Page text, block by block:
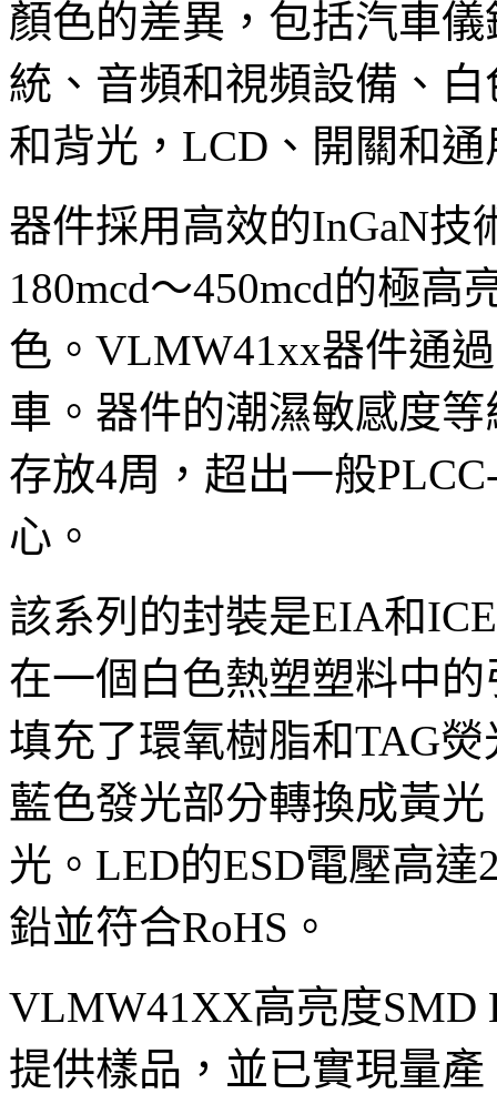
顏色的差異，包括汽車
統、音頻和視頻設備、
和背光，LCD、開關和
器件採用高效的InGaN技
180mcd～450mcd的極
色。VLMW41xx器件通
車。器件的潮濕敏感度
存放4周，超出一般
心。
該系列的封裝是EIA和
在一個白色熱塑塑料中
填充了環氧樹脂和TAG
藍色發光部分轉換成黃
光。LED的ESD電壓高達
鉛並符合RoHS。
VLMW41XX高亮度SMD
提供樣品，並已實現量